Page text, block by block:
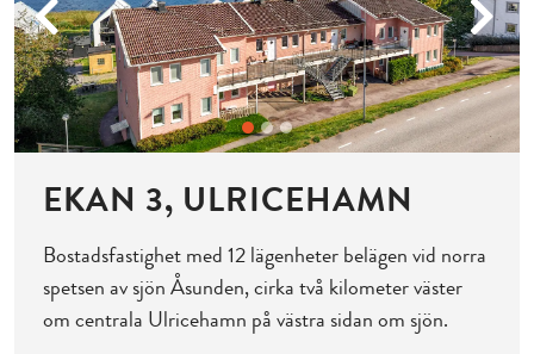
Previous Next
EKAN 3, ULRICEHAMN
Bostadsfastighet med 12 lägenheter belägen vid norra
spetsen av sjön Åsunden, cirka två kilometer väster
om centrala Ulricehamn på västra sidan om sjön.